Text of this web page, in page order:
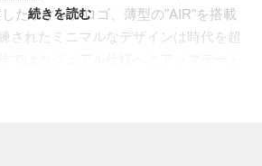
たウィングロゴ、薄型の"AIR"を搭載
されたミニマルなデザインは時代を超
続きを読む